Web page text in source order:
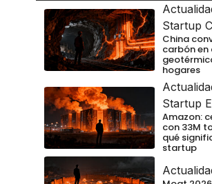
Startup
China
carbón
hogares
Startup
Amazon:
con 33M
qué
startup